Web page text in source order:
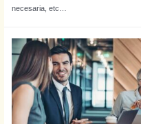
necesaria, etc…